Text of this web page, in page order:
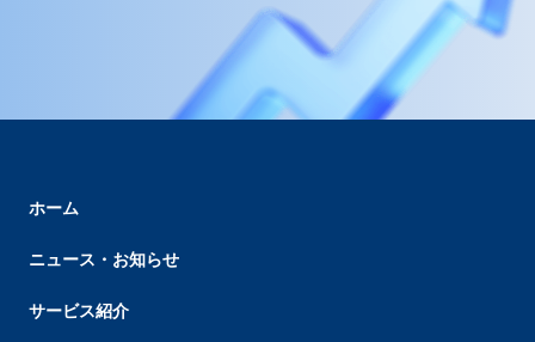
ホーム
ニュース・お知らせ
サービス紹介